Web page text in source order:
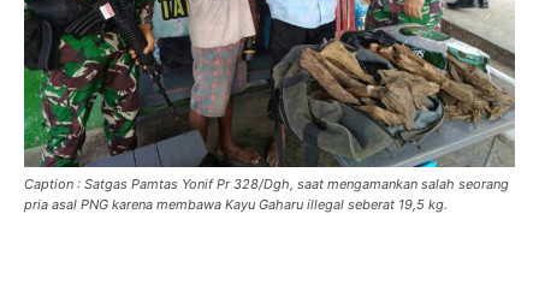
Caption : Satgas Pamtas Yonif Pr 328/Dgh, saat mengamankan salah seorang
pria asal PNG karena membawa Kayu Gaharu illegal seberat 19,5 kg.